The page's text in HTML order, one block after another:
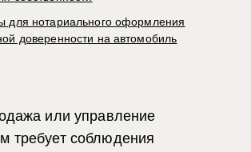
для нотариального оформления
доверенности на автомобиль
или управление
требует соблюдения